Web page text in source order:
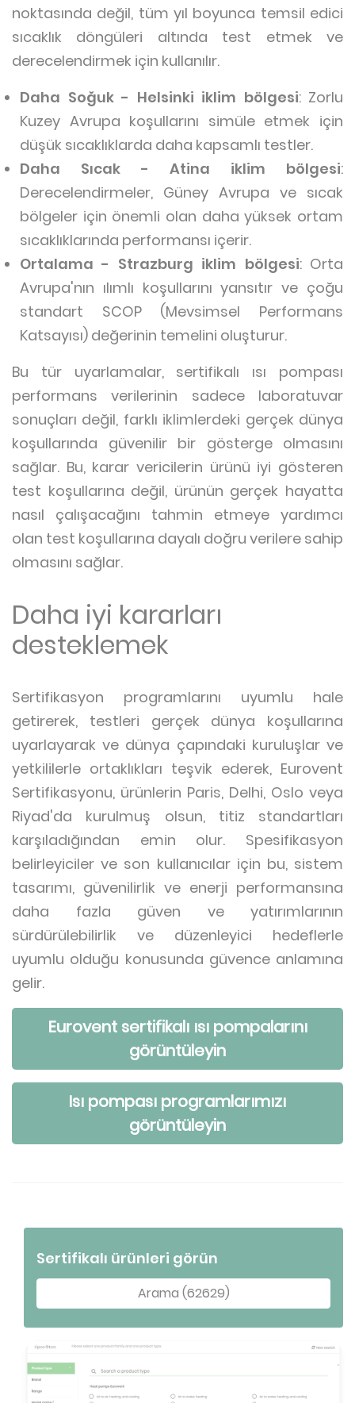
noktasında değil, tüm yıl boyunca temsil edici
sıcaklık döngüleri altında test etmek ve
derecelendirmek için kullanılır.
Daha Soğuk - Helsinki iklim bölgesi: Zorlu
Kuzey Avrupa koşullarını simüle etmek için
düşük sıcaklıklarda daha kapsamlı testler.
Daha Sıcak - Atina iklim bölgesi:
Derecelendirmeler, Güney Avrupa ve sıcak
bölgeler için önemli olan daha yüksek ortam
sıcaklıklarında performansı içerir.
Ortalama - Strazburg iklim bölgesi: Orta
Avrupa'nın ılımlı koşullarını yansıtır ve çoğu
standart SCOP (Mevsimsel Performans
Katsayısı) değerinin temelini oluşturur.
Bu tür uyarlamalar, sertifikalı ısı pompası
performans verilerinin sadece laboratuvar
sonuçları değil, farklı iklimlerdeki gerçek dünya
koşullarında güvenilir bir gösterge olmasını
sağlar. Bu, karar vericilerin ürünü iyi gösteren
test koşullarına değil, ürünün gerçek hayatta
nasıl çalışacağını tahmin etmeye yardımcı
olan test koşullarına dayalı doğru verilere sahip
olmasını sağlar.
Daha iyi kararları
desteklemek
Sertifikasyon programlarını uyumlu hale
getirerek, testleri gerçek dünya koşullarına
uyarlayarak ve dünya çapındaki kuruluşlar ve
yetkililerle ortaklıkları teşvik ederek, Eurovent
Sertifikasyonu, ürünlerin Paris, Delhi, Oslo veya
Riyad'da kurulmuş olsun, titiz standartları
karşıladığından emin olur. Spesifikasyon
belirleyiciler ve son kullanıcılar için bu, sistem
tasarımı, güvenilirlik ve enerji performansına
daha fazla güven ve yatırımlarının
sürdürülebilirlik ve düzenleyici hedeflerle
uyumlu olduğu konusunda güvence anlamına
gelir.
Eurovent sertifikalı ısı pompalarını
görüntüleyin
Isı pompası programlarımızı
görüntüleyin
Sertifikalı ürünleri görün
Arama (62629)